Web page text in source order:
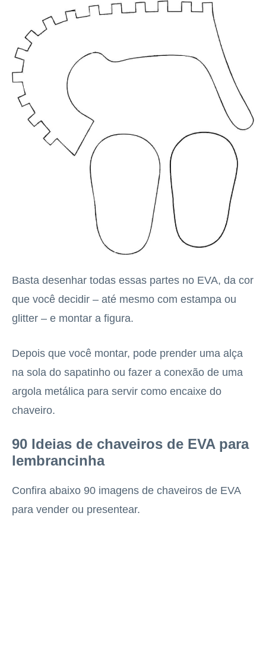
Basta desenhar todas essas partes no EVA, da cor
que você decidir – até mesmo com estampa ou
glitter – e montar a figura.
Depois que você montar, pode prender uma alça
na sola do sapatinho ou fazer a conexão de uma
argola metálica para servir como encaixe do
chaveiro.
90 Ideias de chaveiros de EVA para
lembrancinha
Confira abaixo 90 imagens de chaveiros de EVA
para vender ou presentear.